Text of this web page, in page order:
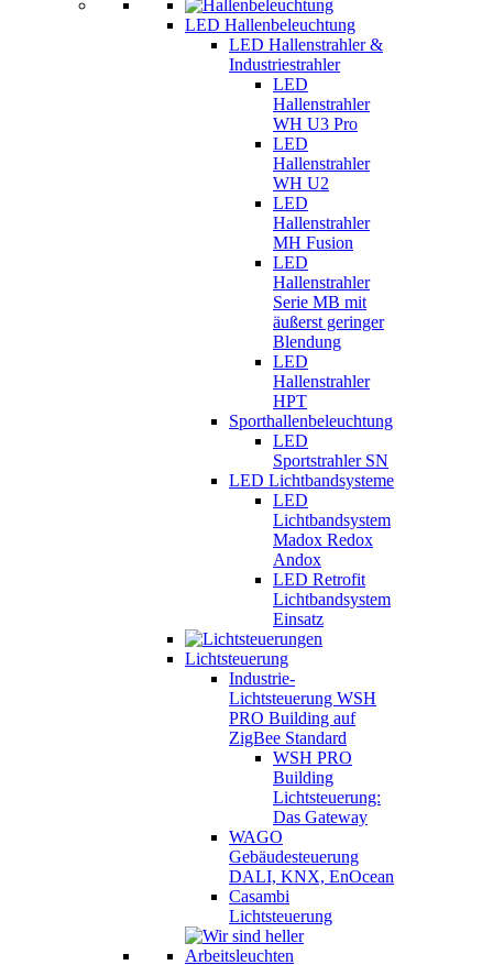
LED Hallenbeleuchtung
LED Hallenstrahler &
Industriestrahler
LED
Hallenstrahler
WH U3 Pro
LED
Hallenstrahler
WH U2
LED
Hallenstrahler
MH Fusion
LED
Hallenstrahler
Serie MB mit
äußerst geringer
Blendung
LED
Hallenstrahler
HPT
Sporthallenbeleuchtung
LED
Sportstrahler SN
LED Lichtbandsysteme
LED
Lichtbandsystem
Madox Redox
Andox
LED Retrofit
Lichtbandsystem
Einsatz
Lichtsteuerung
Industrie-
Lichtsteuerung WSH
PRO Building auf
ZigBee Standard
WSH PRO
Building
Lichtsteuerung:
Das Gateway
WAGO
Gebäudesteuerung
DALI, KNX, EnOcean
Casambi
Lichtsteuerung